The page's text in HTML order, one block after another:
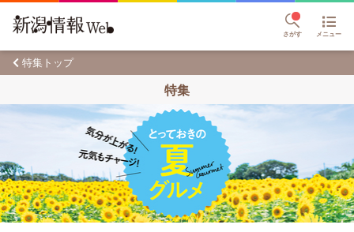
さがす メニュー
特集トップ
特集